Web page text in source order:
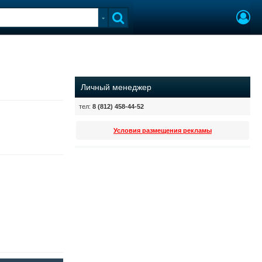
Личный менеджер
тел: 8 (812) 458-44-52
Условия размещения рекламы